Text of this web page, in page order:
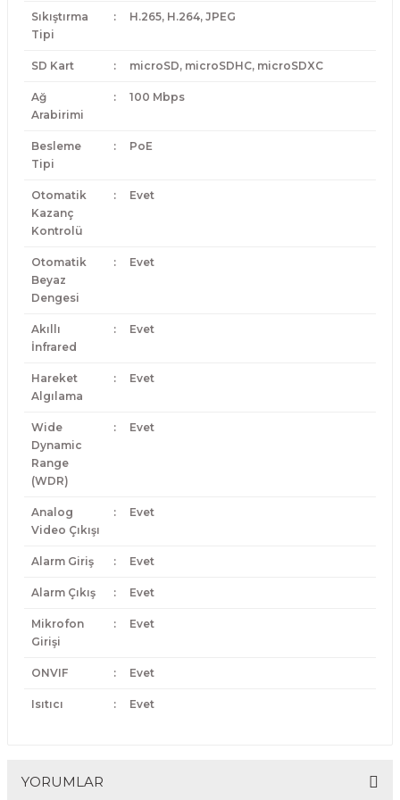
Sıkıştırma
Tipi
: H.265, H.264, JPEG
SD Kart : microSD, microSDHC, microSDXC
Ağ
Arabirimi
: 100 Mbps
Besleme
Tipi
: PoE
Otomatik
Kazanç
Kontrolü
: Evet
Otomatik
Beyaz
Dengesi
: Evet
Akıllı
İnfrared
: Evet
Hareket
Algılama
: Evet
Wide
Dynamic
Range
(WDR)
: Evet
Analog
Video Çıkışı
: Evet
Alarm Giriş : Evet
Alarm Çıkış : Evet
Mikrofon
Girişi
: Evet
ONVIF : Evet
Isıtıcı : Evet
YORUMLAR